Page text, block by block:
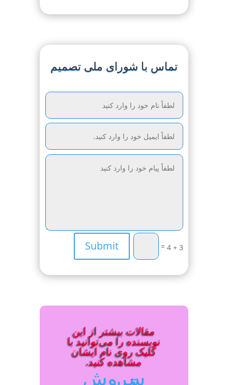
تماس با شورای ملی تصمیم
3 + 4
=
Submit
مقالات بیشتر از این
نویسنده را می‌توانید با
کلیک روی نام ایشان
مشاهده کنید.
سروش